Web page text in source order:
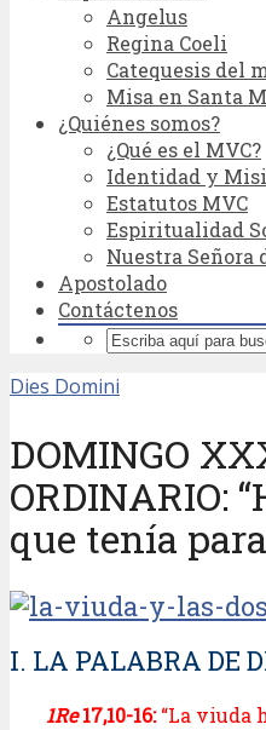
Angelus
Regina Coeli
Catequesis del
Misa en Santa
¿Quiénes somos?
¿Qué es el MVC?
Identidad y
Estatutos MVC
Espiritualidad
Nuestra Señora
Apostolado
Contáctenos
Dies Domini
DOMINGO
ORDINARIO:
que tenía
I. LA PALABRA DE
1Re17,10-16:“La viuda